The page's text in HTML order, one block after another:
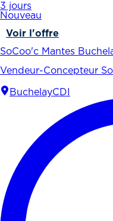
3 jours
Nouveau
Voir l'offre
SoCoo'c Mantes
Vendeur-Concepteur
BuchelayCDI